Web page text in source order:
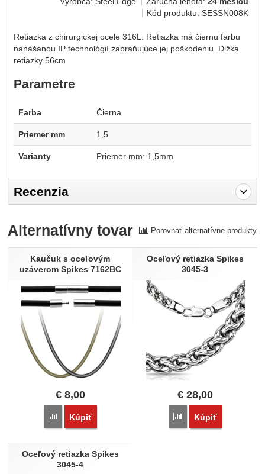
Kód produktu:SESSN008K
Retiazka z chirurgickej ocele 316L. Retiazka má čiernu farbu
nanášanou IP technológií zabraňujúce jej poškodeniu. Dlžka
retiazky 56cm
Parametre
Farba Čierna
Priemer mm 1,5
Varianty Priemer mm: 1,5mm
Recenzia
Recenzia
Nebola pridaná žiadna recenzia.
Alternatívny tovar Porovnať alternatívne produkty
Kaučuk s oceľovým
uzáverom Spikes 7162BC
€ 8,00
Porovnať
Kúpiť
Oceľový retiazka Spikes
3045-3
€28,00
Porovnať
Kúpiť
Oceľový retiazka Spikes
3045-4